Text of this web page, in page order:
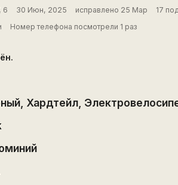
6 30 Июн, 2025 исправлено 25 Мар
17
Номер телефона посмотрели 1 раз
, Хардтейл,